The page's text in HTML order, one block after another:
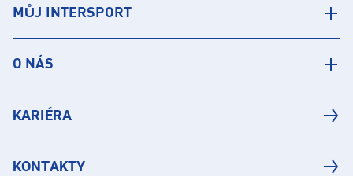
MŮJ INTERSPORT
O NÁS
KARIÉRA
KONTAKTY